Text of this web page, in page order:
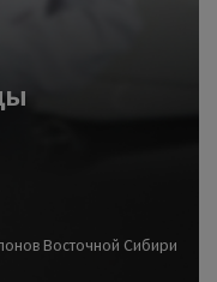
Восточной Сибири